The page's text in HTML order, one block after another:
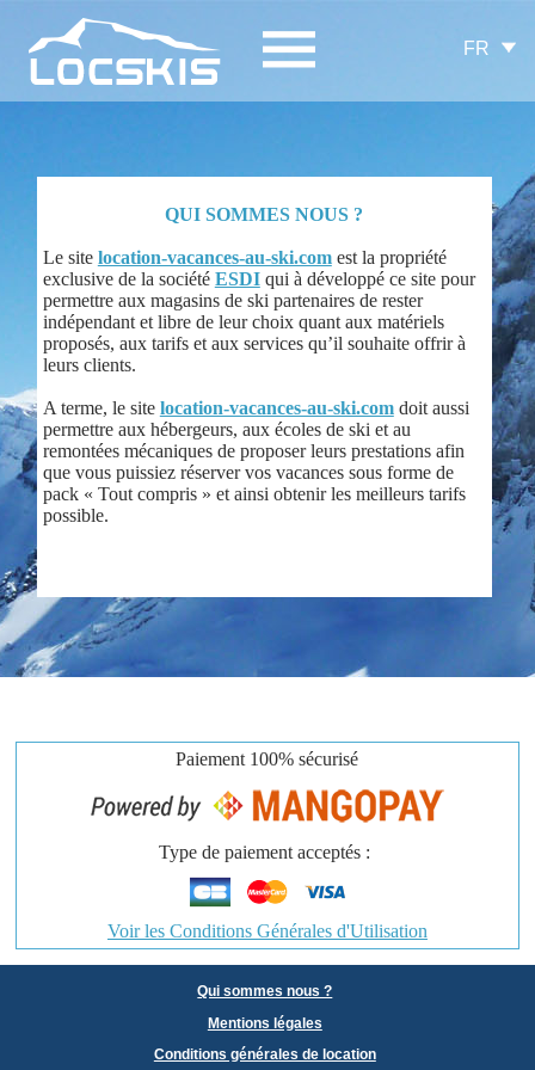
FR
QUI SOMMES NOUS ?
Le site location-vacances-au-ski.comest la propriété
exclusive de la société ESDIqui à développé ce site pour
permettre aux magasins de ski partenaires de rester
indépendant et libre de leur choix quant aux matériels
proposés, aux tarifs et aux services qu’il souhaite offrir à
leurs clients.
A terme, le site location-vacances-au-ski.comdoit aussi
permettre aux hébergeurs, aux écoles de ski et au
remontées mécaniques de proposer leurs prestations afin
que vous puissiez réserver vos vacances sous forme de
pack « Tout compris » et ainsi obtenir les meilleurs tarifs
possible.
Paiement 100% sécurisé
Type de paiement acceptés :
Voir les Conditions Générales d'Utilisation
Qui sommes nous ?
Mentions légales
Conditions générales de location